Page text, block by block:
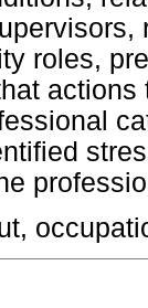
roles,